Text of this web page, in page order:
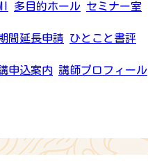
多目的ホール セミナー室
間延長申請 ひとこと書評
申込案内 講師プロフィール